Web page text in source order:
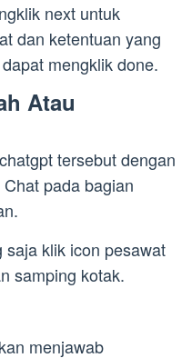
next untuk
dan ketentuan yang
mengklik done.
Atau
tersebut dengan
pada bagian
klik icon pesawat
samping kotak.
menjawab